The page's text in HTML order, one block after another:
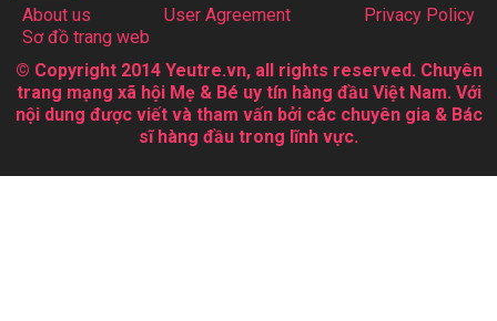
About us User Agreement
Privacy Policy
Sơ đồ trang web
© Copyright 2014 Yeutre.vn, all rights reserved. Chuyên
trang mạng xã hội Mẹ & Bé uy tín hàng đầu Việt Nam. Với
nội dung được viết và tham vấn bởi các chuyên gia & Bác
sĩ hàng đầu trong lĩnh vực.